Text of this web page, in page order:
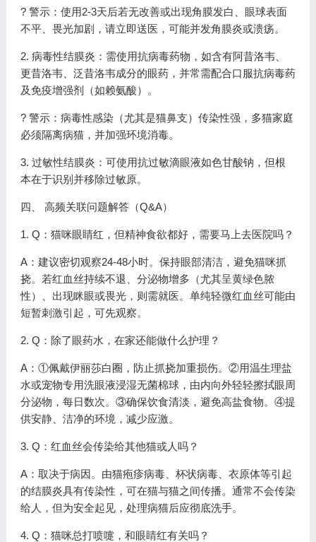
? 警示：使用2-3天后若无改善或出现角膜发白、眼球表面
不平、畏光加剧，请立即送医，可能并发角膜炎或溃疡。
2. 病毒性结膜炎：需使用抗病毒药物，如含有阿昔洛韦、
更昔洛韦、泛昔洛韦成分的眼药，并常需配合口服抗病毒药
及免疫增强剂（如赖氨酸）。
? 警示：病毒性感染（尤其是猫鼻支）传染性强，多猫家庭
必须隔离病猫，并加强环境消毒。
3. 过敏性结膜炎：可使用抗过敏滴眼液如色甘酸钠，但根
本在于识别并移除过敏原。
四、 高频关联问题解答（Q&A）
1. Q：猫咪眼睛红，但精神食欲都好，需要马上去医院吗？
A：建议密切观察24-48小时。保持眼部清洁，避免猫咪抓
挠。若红血丝持续不退、分泌物增多（尤其呈黄绿色脓
性）、出现眯眼或畏光，则需就医。单纯轻微红血丝可能由
短暂刺激引起，可先观察。
2. Q：除了眼药水，在家还能做什么护理？
A：①佩戴伊丽莎白圈，防止抓挠加重损伤。②用温生理盐
水或宠物专用洗眼液浸湿无菌棉球，由内向外轻轻擦拭眼周
分泌物，每日数次。③确保饮食清淡，避免高盐食物。④提
供安静、洁净的环境，减少应激。
3. Q：红血丝会传染给其他猫或人吗？
A：取决于病因。由猫疱疹病毒、杯状病毒、衣原体等引起
的结膜炎具有传染性，可在猫与猫之间传播。通常不会传染
给人，但为安全起见，处理病猫后应彻底洗手。
4. Q：猫咪总打喷嚏，和眼睛红有关吗？